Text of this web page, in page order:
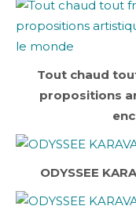
Tout chaud
propositions
ODYSSEE